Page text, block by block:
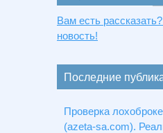
Вам есть
новость!
Последние
Проверка
(azeta-sa.com).